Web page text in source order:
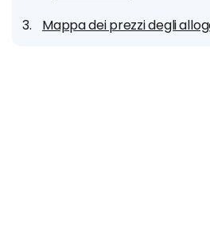
Mappa dei prezzi degli